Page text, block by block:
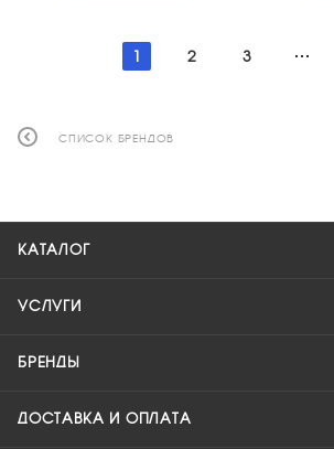
1 2 3
СПИСОК БРЕНДОВ
КАТАЛОГ
УСЛУГИ
БРЕНДЫ
ДОСТАВКА И ОПЛАТА